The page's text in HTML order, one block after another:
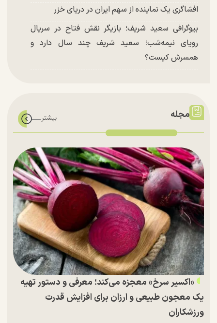
افشاگری یک نماینده از سهم ایران در دریای خزر
بیوگرافی سعید شریف؛ بازیگر نقش فتاح در سریال
رویای نیمه‌شب؛ سعید شریف چند سال دارد و
همسرش کیست؟
مجله
«اکسیر سرخ» معجزه می‌کند؛ معرفی و دستور تهیه
یک معجون طبیعی و ارزان برای افزایش قدرت
ورزشکاران